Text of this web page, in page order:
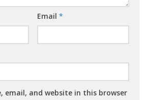
Email *
email, and website in this browser